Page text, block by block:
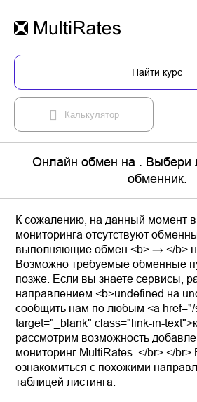
Найти курс
Калькулятор
Онлайн обмен на . Выбери
обменник.
К сожалению, на данный момент
мониторинга отсутствуют
выполняющие обмен <b> → </b>
Возможно требуемые обменные
позже. Если вы знаете сервисы,
направлением <b>undefined на
сообщить нам по любым <a href="/
target="_blank" class="link-in-
рассмотрим возможность
мониторинг MultiRates. </br> </
ознакомиться с похожими
таблицей листинга.